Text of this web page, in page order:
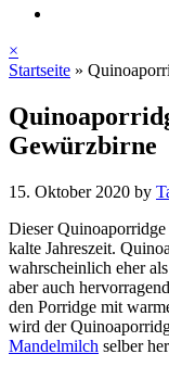
×
Startseite »
Gewürzbirne
15. Oktober 2020 by
Dieser
kalte Jahreszeit.
wahrscheinlich eher
aber auch
den Porridge mit
wird der
Mandelmilch selber